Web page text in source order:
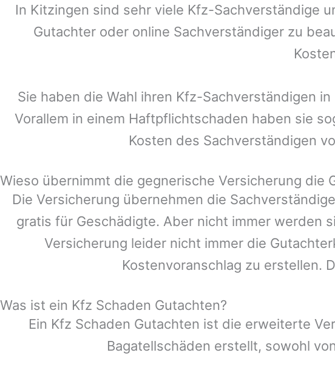
In Kitzingen sind sehr viele Kfz-Sachverständige
Gutachter oder online Sachverständiger zu
Sie haben die Wahl ihren Kfz-Sachverständigen in
Vorallem in einem Haftpflichtschaden haben sie
Kosten des Sachverständigen
Wieso übernimmt die gegnerische Versicherung die
Die Versicherung übernehmen die
gratis für Geschädigte. Aber nicht immer werden
Versicherung leider nicht immer die
Kostenvoranschlag zu erstellen.
Was ist ein Kfz Schaden Gutachten?
Ein Kfz Schaden Gutachten ist die erweiterte
Bagatellschäden erstellt, sowohl